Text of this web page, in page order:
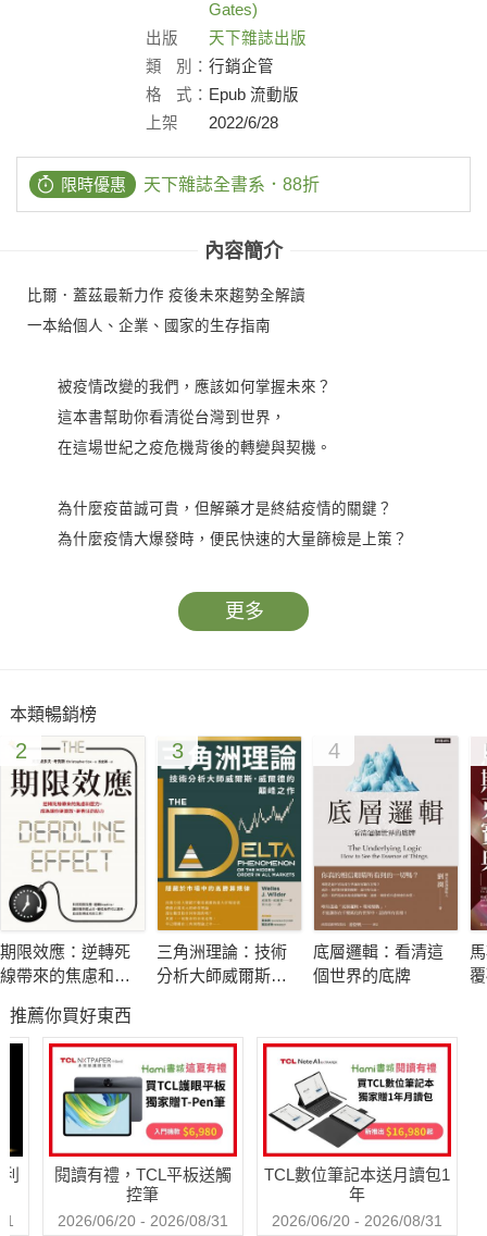
Gates)
出版
社：
天下雜誌出版
類
別： 行銷企管
格
式： Epub 流動版
上架
2022/6/28
限時優惠 天下雜誌全書系．88折
內容簡介
比爾．蓋茲最新力作 疫後未來趨勢全解讀
一本給個人、企業、國家的生存指南
被疫情改變的我們，應該如何掌握未來？
這本書幫助你看清從台灣到世界，
在這場世紀之疫危機背後的轉變與契機。
為什麼疫苗誠可貴，但解藥才是終結疫情的關鍵？
為什麼疫情大爆發時，便民快速的大量篩檢是上策？
為什麼孩童的新冠感染率甚至比50歲以上成人還高？
為什麼改善通風比噴酒精擦拭物品，更能預防新冠？
不只要防疫，更要對生存環境保持敏銳。
新冠疫情衝擊各行各業，造成許多人的生命與生計陷入雙重
危機，但疫情造成的恐慌與挑戰，仍只有少部分被解決，絕大多
數的問題都還沒有答案。
蓋茲結合全球頂尖專家的研發成果、非營利組織對抗致命疾
病與傳染病數十年的經驗，以有理、有據的科學知識詮釋被政治
瞻預測與分析，幫助讀者以全知視角，看見新冠疫情後，未來趨
勢的全貌。
這是人類社會遭到極大破壞的時期，
也是迸發巨大改變讓未來變得更好的時期。
更多
本類暢銷榜
2
期限效應：逆轉死
線帶來的焦慮和壓
效、更專注的助力
3
三角洲理論：技術
分析大師威爾斯．
4
底層邏輯：看清這
個世界的底牌
推薦你買好東西
閱讀有禮，TCL平板送觸
控筆
2026/06/20 - 2026/08/31
TCL數位筆記本送月讀包1
年
2026/06/20 - 2026/08/31